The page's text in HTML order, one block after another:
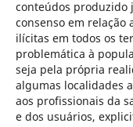
conteúdos produzido
consenso em relação
ilícitas em todos os
problemática à
seja pela própria
algumas localidades
aos profissionais da
e dos usuários,